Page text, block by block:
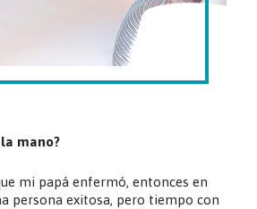
mano?
mi papá enfermó, entonces en
persona exitosa, pero tiempo con